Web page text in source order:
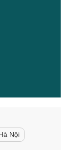
Nội